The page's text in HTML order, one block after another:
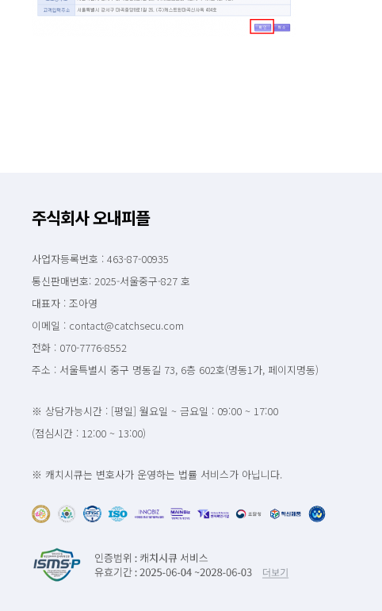
주식회사 오내피플
사업자등록번호 : 463-87-00935
통신판매번호: 2025-서울중구-827 호
대표자 : 조아영
이메일 : contact@catchsecu.com
전화 : 070-7776-8552
주소 : 서울특별시 중구 명동길 73, 6층 602호(명동1가, 페이지명동)
※ 상담가능시간 : [평일] 월요일 ~ 금요일 : 09:00 ~ 17:00
(점심시간 : 12:00 ~ 13:00)
※ 캐치시큐는 변호사가 운영하는 법률 서비스가 아닙니다.